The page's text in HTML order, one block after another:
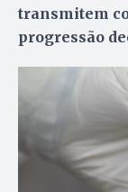
transmitem
progressão